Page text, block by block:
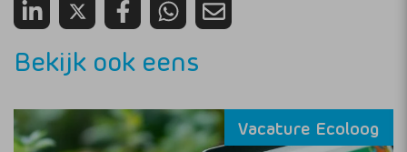
Bekijk ook eens
Vacature Ecoloog